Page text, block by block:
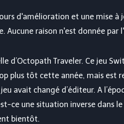
d'amélioration et une mise à
Aucune raison n'est donnée par
d’Octopath Traveler. Ce jeu
plus tôt cette année, mais est
avait changé d’éditeur. A
ce une situation inverse dans
bientôt.